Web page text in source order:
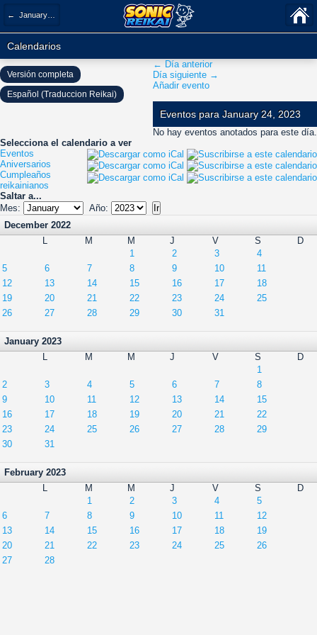
← January 2023
Calendarios
← Día anterior
Día siguiente →
Añadir evento
Eventos para January 24, 2023
No hay eventos anotados para este día.
Selecciona el calendario a ver
Eventos
Aniversarios
Cumpleaños
reikainianos
Saltar a...
Mes:
Año:
December 2022
L
M M J V S
D
1
2 3
4
5
6 7 8 9 10
11
12
13 14 15 16 17
18
19
20 21 22 23 24
25
26
27 28 29 30 31
January 2023
L
M M J V S
D
1
2
3 4 5 6 7
8
9
10 11 12 13 14
15
16
17 18 19 20 21
22
23
24 25 26 27 28
29
30
31
February 2023
L
M M J V S
D
1
2 3 4
5
6
7 8 9 10 11
12
13
14 15 16 17 18
19
20
21 22 23 24 25
26
27
28
Versión completa
Español (Traduccion Reikai)